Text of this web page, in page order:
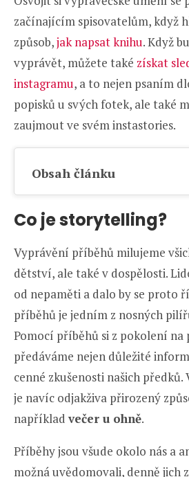
začínajícím spisovatelům, když
způsob,jak napsat knihu. Když
vyprávět, můžete také získat
instagramu, a to nejen psaním
popisků u svých fotek, ale také
zaujmout ve svém instastories.
Obsah článku
Co je storytelling?
Vyprávění příběhů milujeme
dětství, ale také v dospělosti.
od nepaměti a dalo by se proto
příběhů je jedním z nosných
Pomocí příběhů si z pokolení na
předáváme nejen důležité
cenné zkušenosti našich
je navíc odjakživa přirozený
například večer u ohně.
Příběhy jsou všude okolo nás a
možná uvědomovali, denně